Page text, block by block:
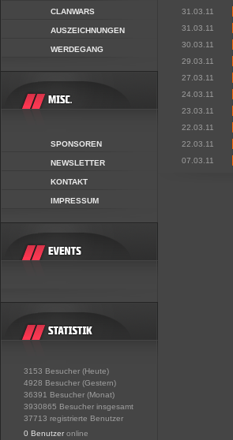
CLANWARS
AUSZEICHNUNGEN
WERDEGANG
SPONSOREN
NEWSLETTER
KONTAKT
IMPRESSUM
3153 Besucher (Heute)
4928 Besucher (Gestern)
36391 Besucher (Monat)
3930865 Besucher insgesamt
37713 registrierte Benutzer
0 Benutzer online
31.03.11
31.03.11
30.03.11
29.03.11
27.03.11
24.03.11
23.03.11
22.03.11
22.03.11
07.03.11